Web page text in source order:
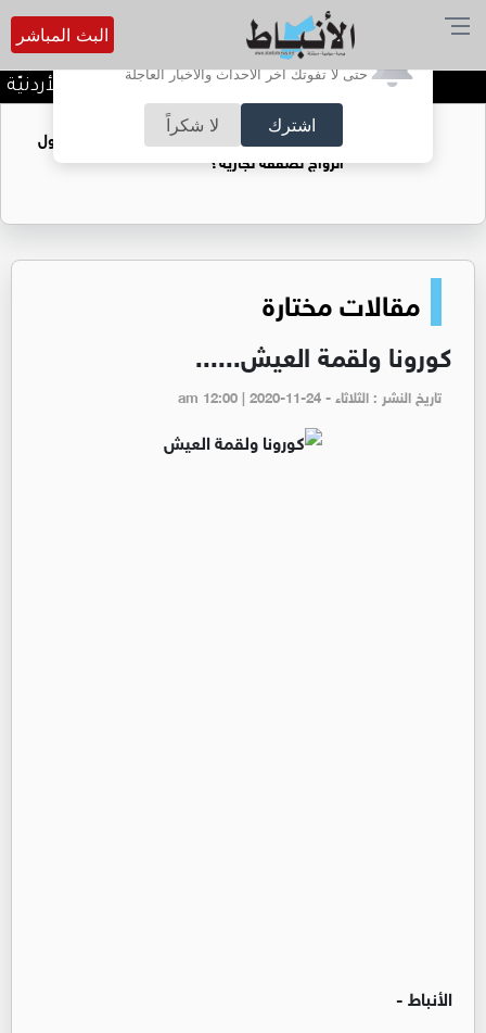
أترغب في تفعيل الإشعارات؟
حتى لا تفوتك آخر الأحداث والأخبار العاجلة
اشترك لا شكراً
البث المباشر
كلّيّة الحقوق في الجامعة الأردنيّة تُواصل
فتيات يستغللنه لتحقيق مكاسب مادية.. هل تحول
الزواج لصفقة تجارية؟
مقالات مختارة
كورونا ولقمة العيش......
تاريخ النشر : الثلاثاء - am 12:00 | 2020-11-24
الأنباط -